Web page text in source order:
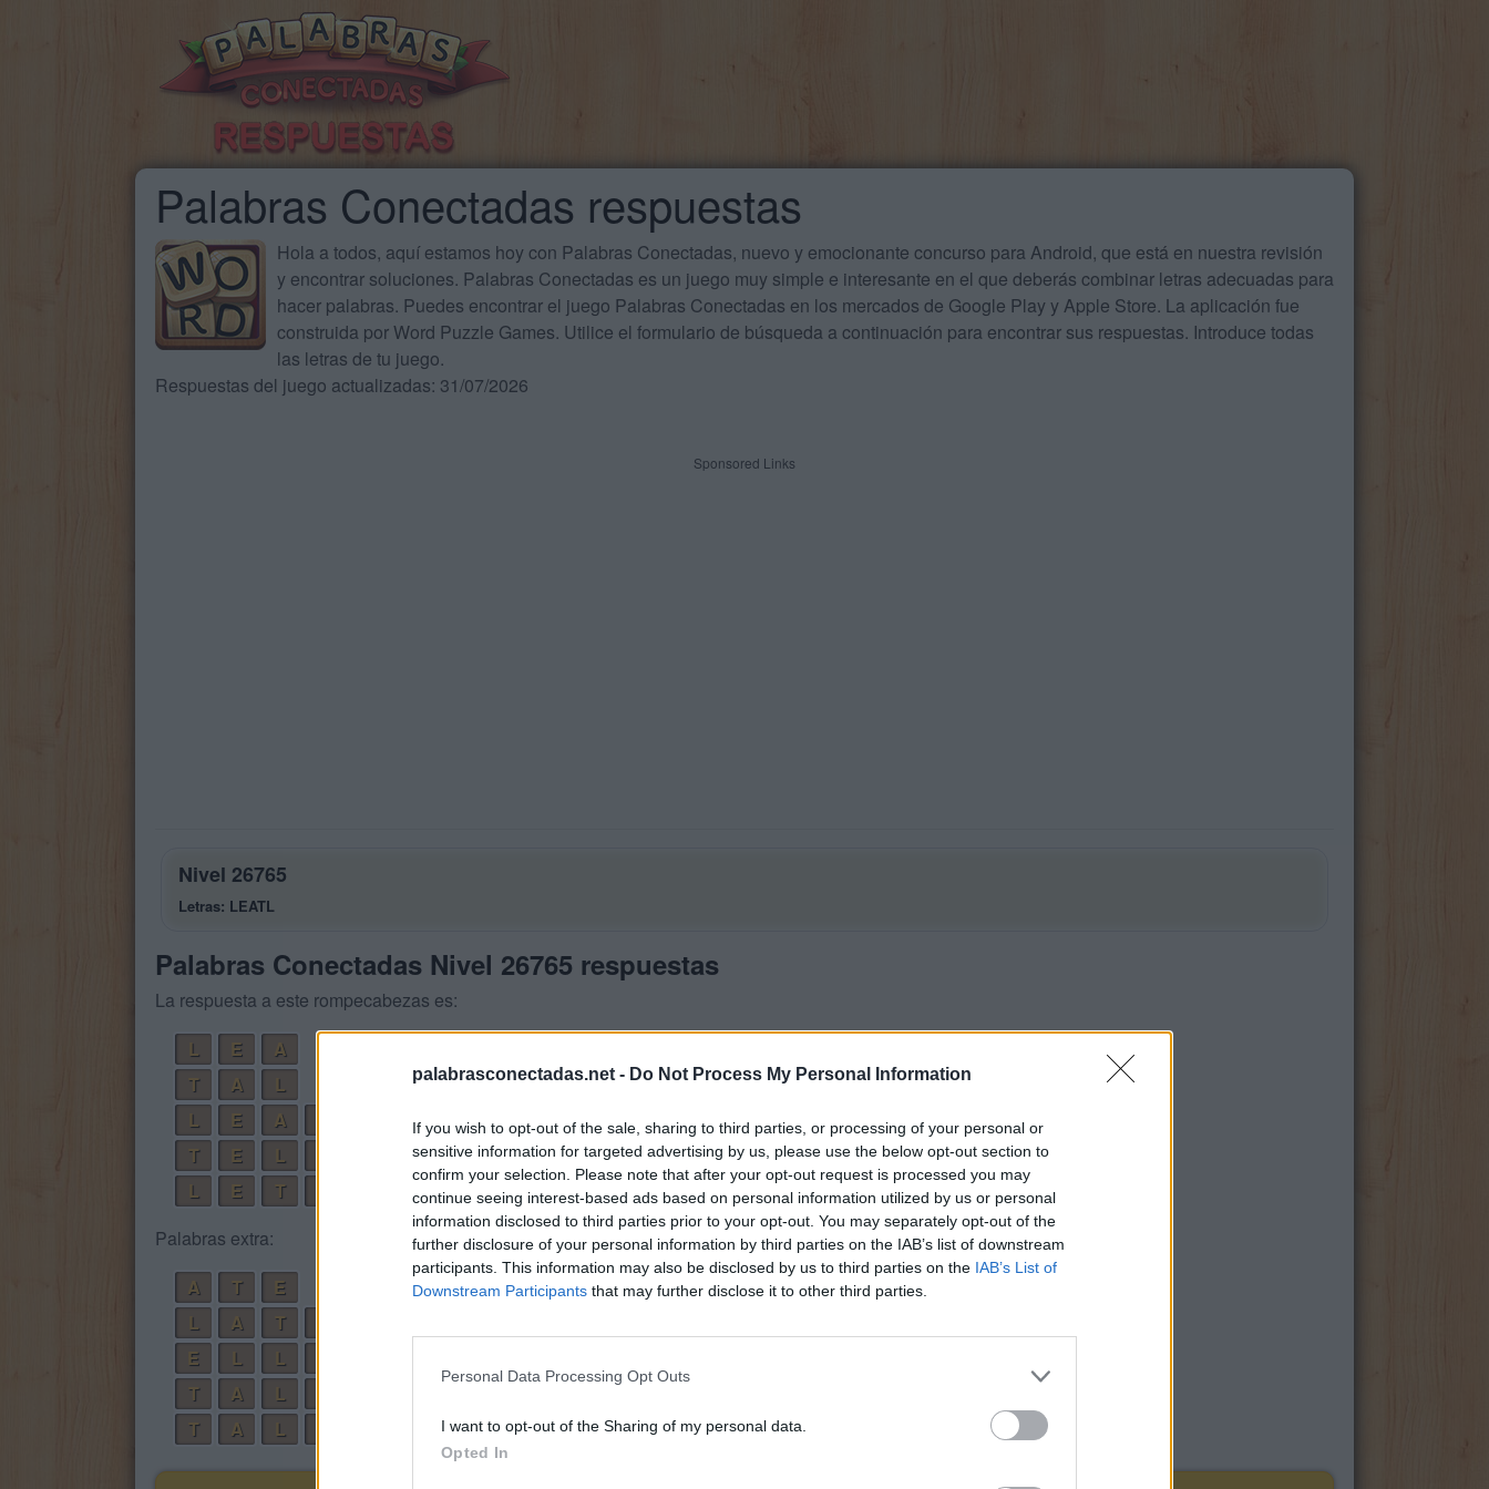
palabrasconectadas.net - Do Not Process My Personal Information
If you wish to opt-out of the sale, sharing to third parties, or processing of your personal or
sensitive information for targeted advertising by us, please use the below opt-out section to
confirm your selection. Please note that after your opt-out request is processed you may
continue seeing interest-based ads based on personal information utilized by us or personal
information disclosed to third parties prior to your opt-out. You may separately opt-out of the
further disclosure of your personal information by third parties on the IAB’s list of downstream
participants. This information may also be disclosed by us to third parties on the IAB’s List of
Downstream Participants that may further disclose it to other third parties.
Personal Data Processing Opt Outs
I want to opt-out of the Sharing of my personal data.
Opted In
Palabras Conectadas respuestas
Hola a todos, aquí estamos hoy con Palabras Conectadas, nuevo y emocionante concurso para Android, que está en nuestra revisión
y encontrar soluciones. Palabras Conectadas es un juego muy simple e interesante en el que deberás combinar letras adecuadas para
hacer palabras. Puedes encontrar el juego Palabras Conectadas en los mercados de Google Play y Apple Store. La aplicación fue
construida por Word Puzzle Games. Utilice el formulario de búsqueda a continuación para encontrar sus respuestas. Introduce todas
las letras de tu juego.
Respuestas del juego actualizadas: 31/07/2026
Sponsored Links
Nivel 26765
Letras: LEATL
Palabras Conectadas Nivel 26765 respuestas
La respuesta a este rompecabezas es:
L
E
A
T
A
L
L
E A
T
E L
L
E T
Palabras extra:
A
T
E
L
A T
E
L L
T
A L
T
A L